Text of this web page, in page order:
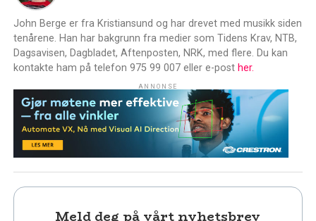
John Berge er fra Kristiansund og har drevet med musikk siden
tenårene. Han har bakgrunn fra medier som Tidens Krav, NTB,
Dagsavisen, Dagbladet, Aftenposten, NRK, med flere. Du kan
kontakte ham på telefon 975 99 007 eller e-post her.
ANNONSE
Meld deg på vårt nyhetsbrev